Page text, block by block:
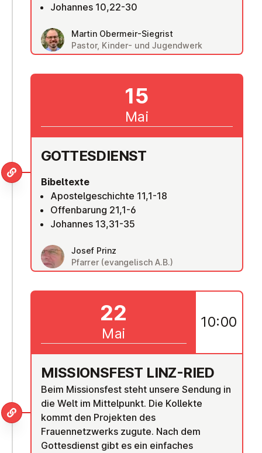
Johannes 10,22-30
Martin Obermeir-Siegrist
Pastor, Kinder- und Jugendwerk
GOT­TES­DIENST
Bibeltexte
Apostelgeschichte 11,1-18
Offenbarung 21,1-6
Johannes 13,31-35
Josef Prinz
Pfarrer (evangelisch A.B.)
15
Mai
MIS­SI­ONS­FEST LINZ-RIED
Beim Missionsfest steht unsere Sendung in
die Welt im Mittelpunkt. Die Kollekte
kommt den Projekten des
Frauennetzwerks zugute. Nach dem
Gottesdienst gibt es ein einfaches
22
Mai
10:00